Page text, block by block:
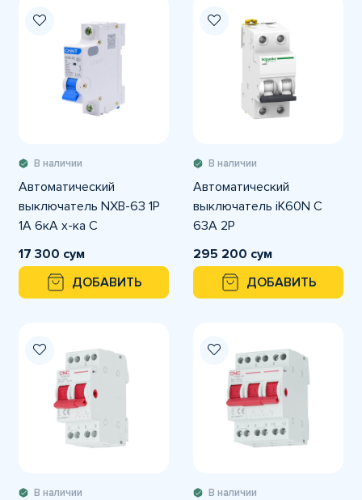
В наличии
Автоматический
выключатель NXB-63 1P
1A 6кА х-ка С
17 300 сум
ДОБАВИТЬ
В наличии
Автоматический
выключатель iK60N C
63A 2P
295 200 сум
ДОБАВИТЬ
В наличии В наличии